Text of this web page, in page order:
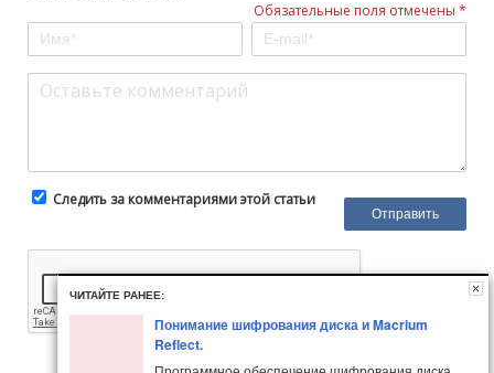
Обязательные поля отмечены *
Следить за комментариями этой статьи
ЧИТАЙТЕ РАНЕЕ:
Понимание шифрования диска и Macrium
Reflect.